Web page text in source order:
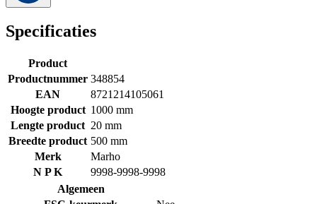
Specificaties
Product
Productnummer 348854
EAN
8721214105061
Hoogte product 1000 mm
Lengte product 20 mm
Breedte product 500 mm
Merk
Marho
N P K
9998-9998-9998
Algemeen